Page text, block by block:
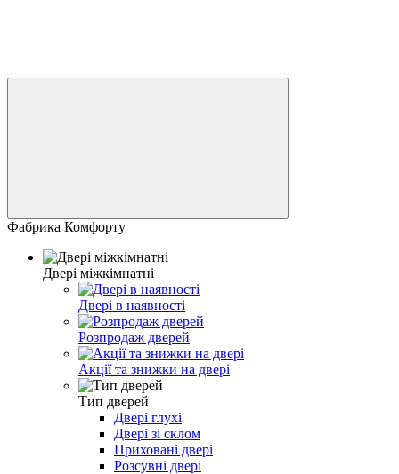
Фабрика Комфорту
Двері міжкімнатні
Двері в наявності
Розпродаж дверей
Акції та знижки на двері
Тип дверей
Двері глухі
Двері зі склом
Приховані двері
Розсувні двері